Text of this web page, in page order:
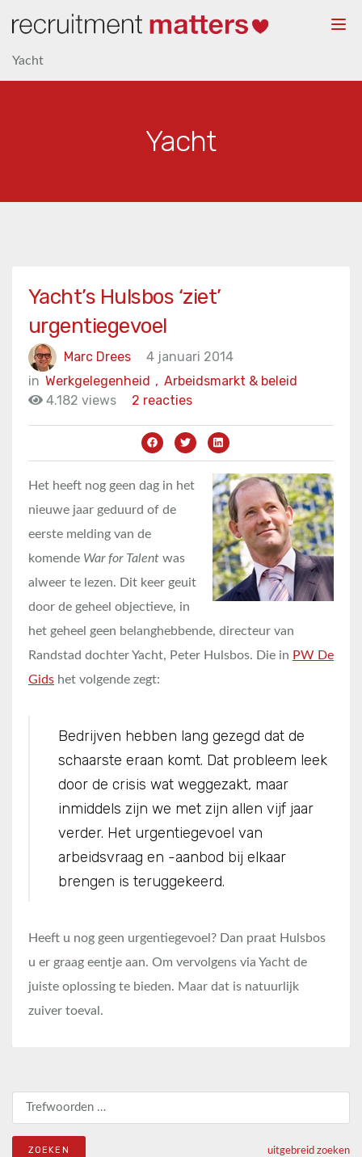
Yacht
Yacht
Yacht’s Hulsbos ‘ziet’
urgentiegevoel
Marc Drees
4 januari 2014
in
Arbeidsmarkt & beleid
Werkgelegenheid ,
4.182 views
2 reacties
Het heeft nog geen dag in het
nieuwe jaar geduurd of de
eerste melding van de
komende War for Talent was
alweer te lezen. Dit keer geuit
door de geheel objectieve, in
het geheel geen belanghebbende, directeur van
Randstad dochter Yacht, Peter Hulsbos. Die in PW De
Gids het volgende zegt:
Bedrijven hebben lang gezegd dat de
schaarste eraan komt. Dat probleem leek
door de crisis wat weggezakt, maar
inmiddels zijn we met zijn allen vijf jaar
verder. Het urgentiegevoel van
arbeidsvraag en -aanbod bij elkaar
brengen is teruggekeerd.
Heeft u nog geen urgentiegevoel? Dan praat Hulsbos
u er graag eentje aan. Om vervolgens via Yacht de
juiste oplossing te bieden. Maar dat is natuurlijk
zuiver toeval.
Zoeken naar:
uitgebreid zoeken